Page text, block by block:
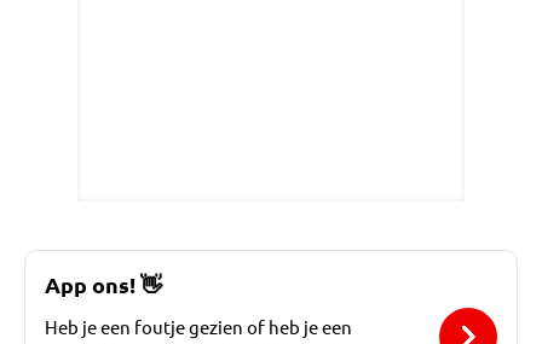
App ons!👋
Heb je een foutje gezien of heb je een